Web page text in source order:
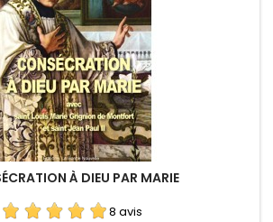
À DIEU PAR MARIE
8 avis